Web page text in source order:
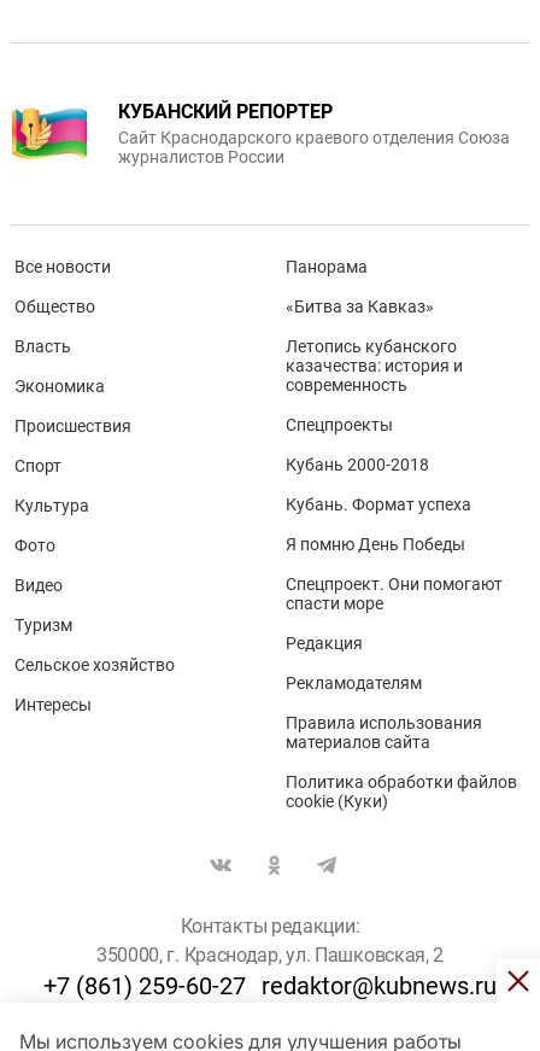
Мы используем cookies для улучшения работы
КУБАНСКИЙ РЕПОРТЕР
Сайт Краснодарского краевого отделения Союза
журналистов России
Все новости
Общество
Власть
Экономика
Происшествия
Спорт
Культура
Фото
Видео
Туризм
Сельское хозяйство
Интересы
Панорама
«Битва за Кавказ»
Летопись кубанского
казачества: история и
современность
Спецпроекты
Кубань 2000-2018
Кубань. Формат успеха
Я помню День Победы
Спецпроект. Они помогают
спасти море
Редакция
Рекламодателям
Правила использования
материалов сайта
Политика обработки файлов
cookie (Куки)
Контакты редакции:
350000, г. Краснодар, ул. Пашковская, 2
+7 (861) 259-60-27 redaktor@kubnews.ru